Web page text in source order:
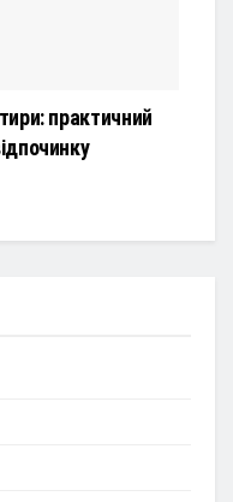
практичний